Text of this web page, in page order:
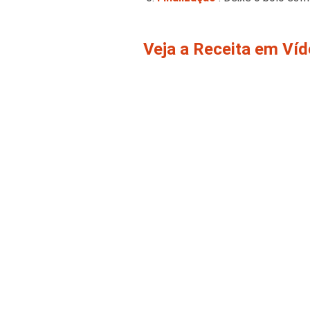
Veja a Receita em